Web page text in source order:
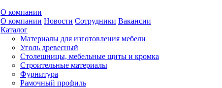
О компании
О компании Новости Сотрудники Вакансии
Каталог
Материалы для изготовления мебели
Уголь древесный
Столешницы, мебельные щиты и кромка
Строительные материалы
Фурнитура
Рамочный профиль